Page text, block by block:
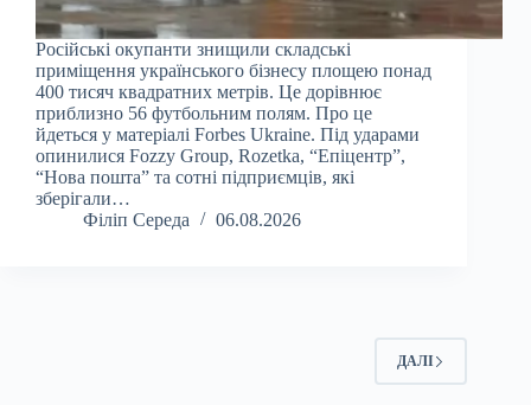
Російські окупанти знищили складські
приміщення українського бізнесу площею понад
400 тисяч квадратних метрів. Це дорівнює
приблизно 56 футбольним полям. Про це
йдеться у матеріалі Forbes Ukraine. Під ударами
опинилися Fozzy Group, Rozetka, “Епіцентр”,
“Нова пошта” та сотні підприємців, які
зберігали…
Філіп Середа
06.08.2026
ДАЛІ